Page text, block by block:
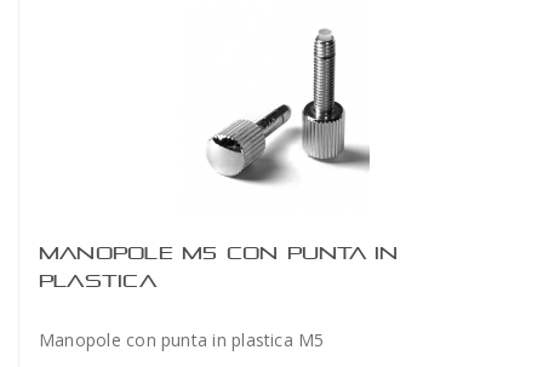
MANOPOLE M5 CON PUNTA IN
PLASTICA
Manopole con punta in plastica M5